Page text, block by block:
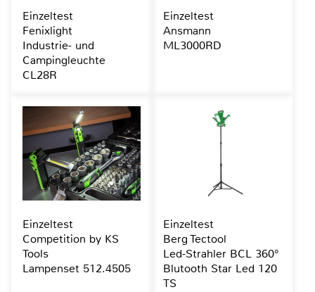
Einzeltest
Fenixlight
Industrie- und
Campingleuchte
CL28R
Einzeltest
Ansmann
ML3000RD
Einzeltest
Competition by KS
Tools
Lampenset 512.4505
Einzeltest
Berg Tectool
Led-Strahler BCL 360°
Blutooth Star Led 120
TS